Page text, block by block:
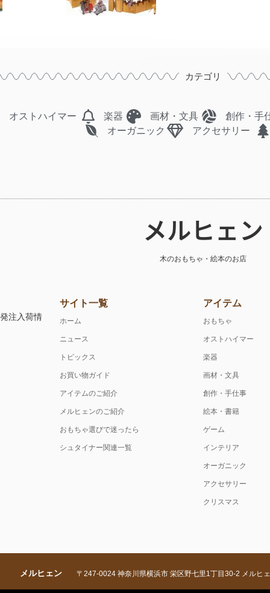
カテゴリ
オストハイマー 楽器 画材・文具
創作・手
オーガニック
アクセサリー
メルヒェン
木のおもちゃ・絵本のお店
注入荷情
サイト一覧
ホーム
ニュース
トピックス
お買い物ガイド
アイテムのご紹介
メルヒェンのご紹介
おもちゃ選びで迷ったら
シュタイナー関連一覧
アイテム
おもちゃ
オストハイマー
楽器
画材・文具
創作・手仕事
絵本・書籍
ゲーム
インテリア
オーガニック
アクセサリー
クリスマス
メルヒェン 〒247-0024 神奈川県横浜市 栄区野七里1丁目30-2 メルヒ